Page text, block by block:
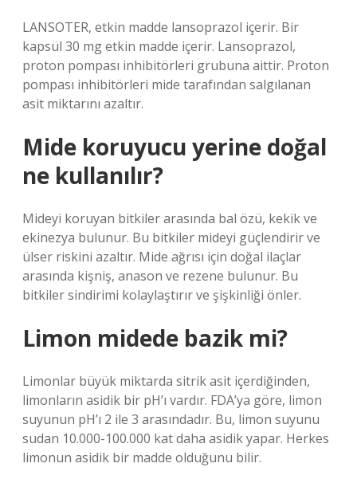
LANSOTER, etkin madde lansoprazol içerir. Bir
kapsül 30 mg etkin madde içerir. Lansoprazol,
proton pompası inhibitörleri grubuna aittir. Proton
pompası inhibitörleri mide tarafından salgılanan
asit miktarını azaltır.
Mide koruyucu yerine doğal
ne kullanılır?
Mideyi koruyan bitkiler arasında bal özü, kekik ve
ekinezya bulunur. Bu bitkiler mideyi güçlendirir ve
ülser riskini azaltır. Mide ağrısı için doğal ilaçlar
arasında kişniş, anason ve rezene bulunur. Bu
bitkiler sindirimi kolaylaştırır ve şişkinliği önler.
Limon midede bazik mi?
Limonlar büyük miktarda sitrik asit içerdiğinden,
limonların asidik bir pH’ı vardır. FDA’ya göre, limon
suyunun pH’ı 2 ile 3 arasındadır. Bu, limon suyunu
sudan 10.000-100.000 kat daha asidik yapar. Herkes
limonun asidik bir madde olduğunu bilir.